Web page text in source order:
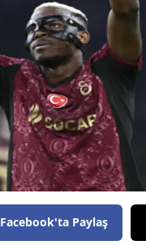
Facebook'ta Paylaş